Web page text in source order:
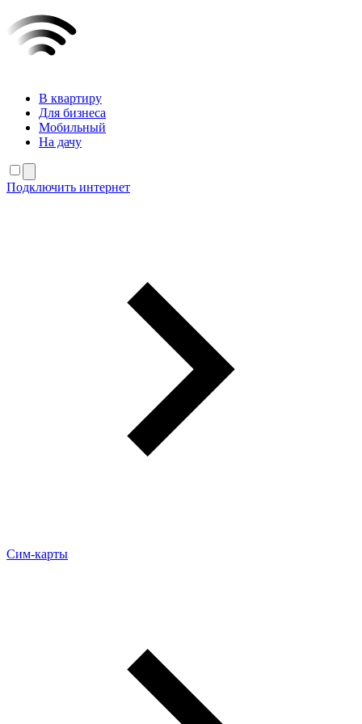
В квартиру
Для бизнеса
Мобильный
На дачу
Подключить интернет
Сим-карты